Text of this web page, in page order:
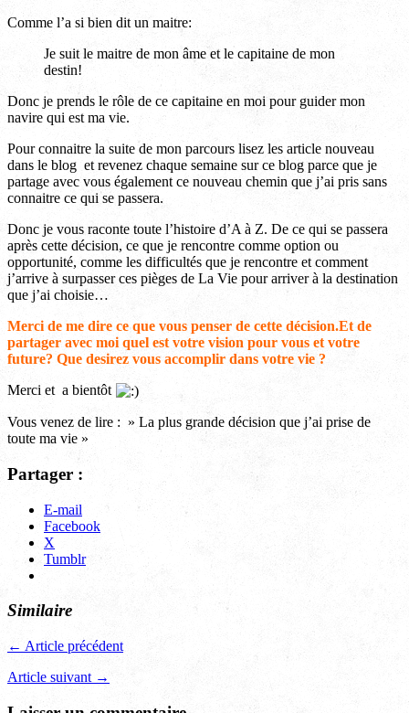
Comme l’a si bien dit un maitre:
Je suit le maitre de mon âme et le capitaine de mon
destin!
Donc je prends le rôle de ce capitaine en moi pour guider mon
navire qui est ma vie.
Pour connaitre la suite de mon parcours lisez les article nouveau
dans le blog et revenez chaque semaine sur ce blog parce que je
partage avec vous également ce nouveau chemin que j’ai pris sans
connaitre ce qui se passera.
Donc je vous raconte toute l’histoire d’A à Z. De ce qui se passera
après cette décision, ce que je rencontre comme option ou
opportunité, comme les difficultés que je rencontre et comment
j’arrive à surpasser ces pièges de La Vie pour arriver à la destination
que j’ai choisie…
Merci de me dire ce que vous penser de cette décision.Et de
partager avec moi quel est votre vision pour vous et votre
future? Que desirez vous accomplir dans votre vie ?
Merci et a bientôt
Vous venez de lire : » La plus grande décision que j’ai prise de
toute ma vie »
Partager :
E-mail
Facebook
X
Tumblr
Similaire
← Article précédent
Article suivant →